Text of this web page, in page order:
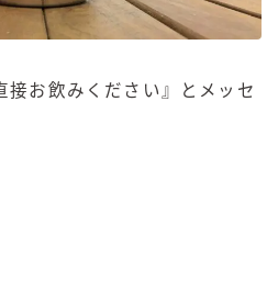
接お飲みください』とメッセ